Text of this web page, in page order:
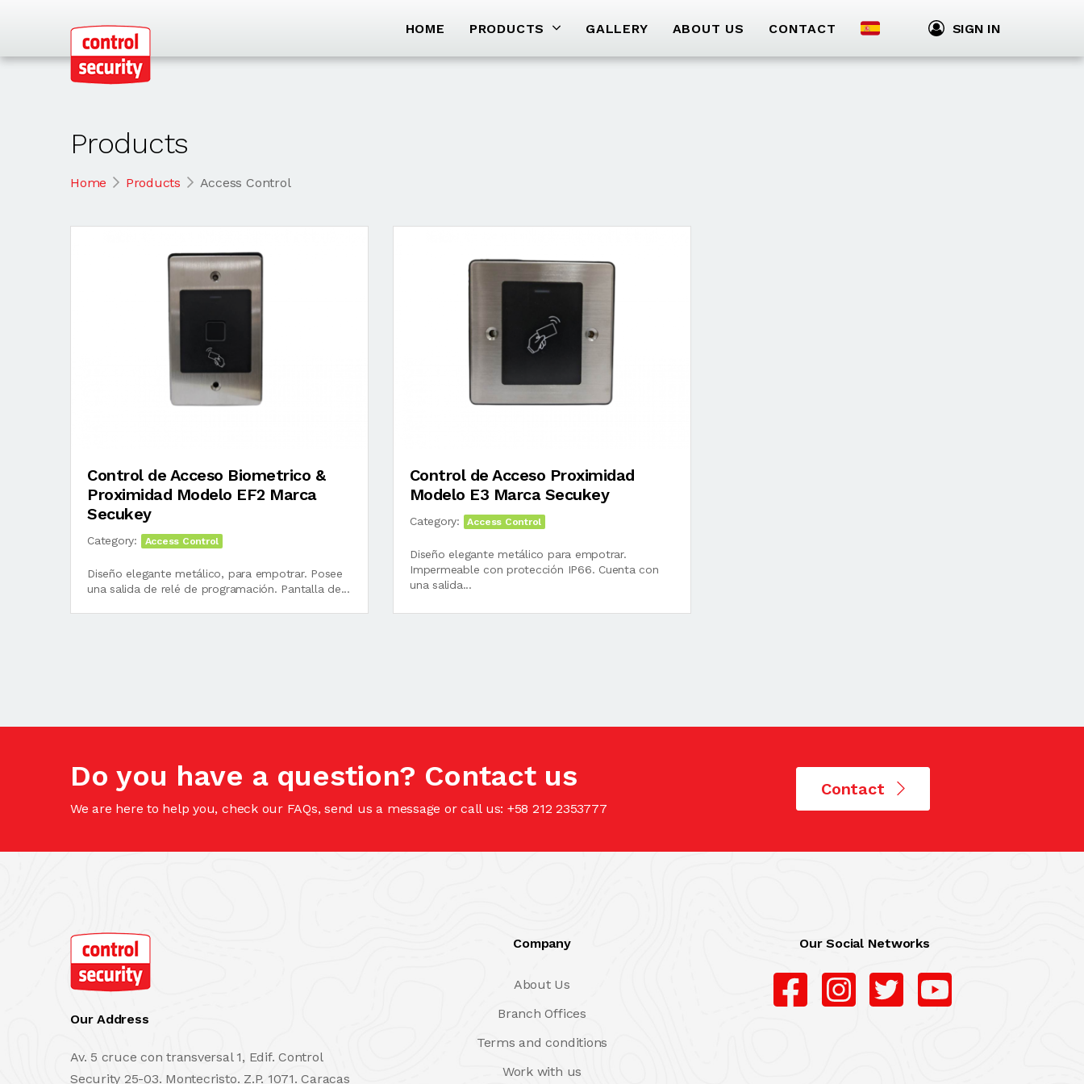
HOME PRODUCTS GALLERY ABOUT US CONTACT SIGN IN
Products
Home Products Access Control
Control de Acceso Biometrico &
Proximidad Modelo EF2 Marca
Secukey
Category: Access Control
Diseño elegante metálico, para empotrar. Posee
una salida de relé de programación. Pantalla de...
Control de Acceso Proximidad
Modelo E3 Marca Secukey
Category: Access Control
Diseño elegante metálico para empotrar.
Impermeable con protección IP66. Cuenta con
una salida...
Do you have a question? Contact us
We are here to help you, check our FAQs, send us a message or call us: +58 212 2353777
Contact
Our Address
Av. 5 cruce con transversal 1, Edif. Control
Security 25-03. Montecristo. Z.P. 1071. Caracas
Company
About Us
Branch Offices
Terms and conditions
Work with us
Our Social Networks